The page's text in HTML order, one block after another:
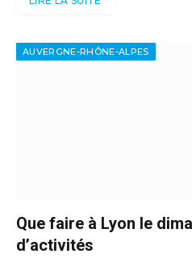
AUVERGNE-RHÔNE-ALPES
Que faire à Lyon le
d’activités